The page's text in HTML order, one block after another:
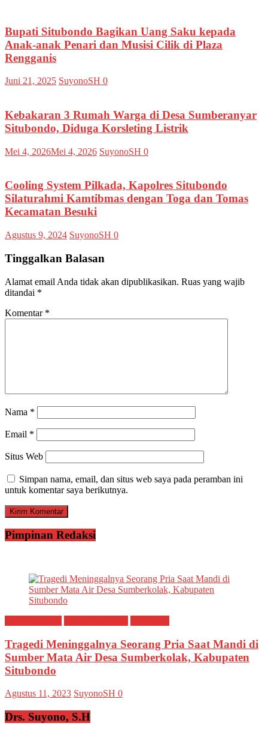
Bupati Situbondo Bagikan Uang Saku kepada
Anak-anak Penari dan Musisi Cilik di Plaza
Rengganis
Juni 21, 2025 SuyonoSH 0
Kebakaran 3 Rumah Warga di Desa Sumberanyar
Situbondo, Diduga Korsleting Listrik
Mei 4, 2026Mei 4, 2026 SuyonoSH 0
Cooling System Pilkada, Kapolres Situbondo
Silaturahmi Kamtibmas dengan Toga dan Tomas
Kecamatan Besuki
Agustus 9, 2024 SuyonoSH 0
Tinggalkan Balasan
Alamat email Anda tidak akan dipublikasikan. Ruas yang wajib
ditandai *
Komentar *
Nama *
Email *
Situs Web
Simpan nama, email, dan situs web saya pada peramban ini
untuk komentar saya berikutnya.
Pimpinan Redaksi
Tragedi Meninggalnya Seorang Pria Saat Mandi di
Sumber Mata Air Desa Sumberkolak, Kabupaten
Situbondo
Agustus 11, 2023 SuyonoSH 0
Drs. Suyono, S.H